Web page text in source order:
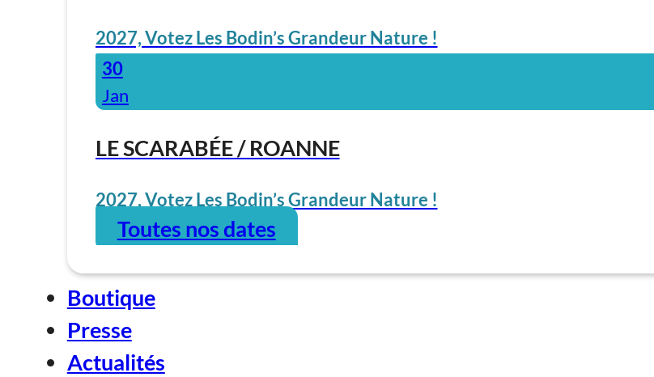
2027, Votez Les Bodin’s Grandeur Nature !
30
Jan
LE SCARABÉE / ROANNE
2027, Votez Les Bodin’s Grandeur Nature !
Toutes nos dates
Boutique
Presse
Actualités